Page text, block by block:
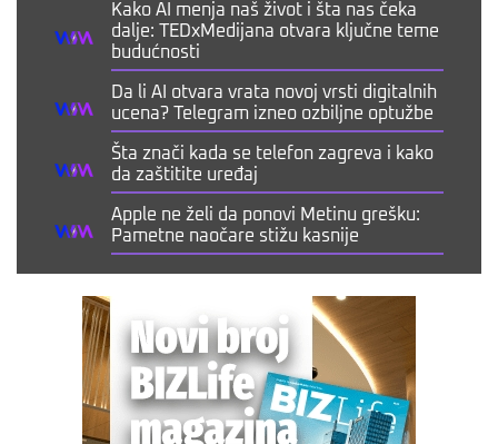
Kako AI menja naš život i šta nas čeka
dalje: TEDxMedijana otvara ključne teme
budućnosti
Da li AI otvara vrata novoj vrsti digitalnih
ucena? Telegram izneo ozbiljne optužbe
Šta znači kada se telefon zagreva i kako
da zaštitite uređaj
Apple ne želi da ponovi Metinu grešku:
Pametne naočare stižu kasnije